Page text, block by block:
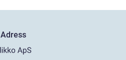
Adress